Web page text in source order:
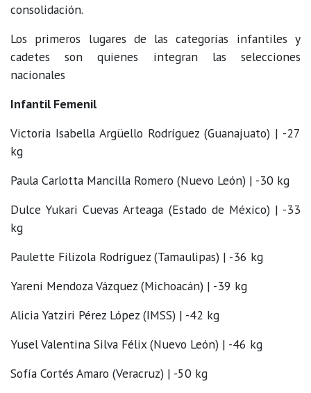
consolidación.
Los primeros lugares de las categorías infantiles y
cadetes son quienes integran las selecciones
nacionales
Infantil Femenil
Victoria Isabella Argüello Rodríguez (Guanajuato) | -27
kg
Paula Carlotta Mancilla Romero (Nuevo León) | -30 kg
Dulce Yukari Cuevas Arteaga (Estado de México) | -33
kg
Paulette Filizola Rodríguez (Tamaulipas) | -36 kg
Yareni Mendoza Vázquez (Michoacán) | -39 kg
Alicia Yatziri Pérez López (IMSS) | -42 kg
Yusel Valentina Silva Félix (Nuevo León) | -46 kg
Sofía Cortés Amaro (Veracruz) | -50 kg